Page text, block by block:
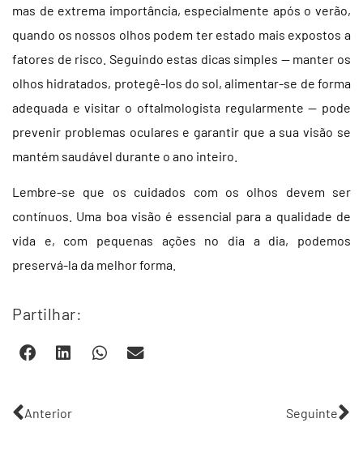
mas de extrema importância, especialmente após o verão,
quando os nossos olhos podem ter estado mais expostos a
fatores de risco. Seguindo estas dicas simples — manter os
olhos hidratados, protegê-los do sol, alimentar-se de forma
adequada e visitar o oftalmologista regularmente — pode
prevenir problemas oculares e garantir que a sua visão se
mantém saudável durante o ano inteiro.
Lembre-se que os cuidados com os olhos devem ser
contínuos. Uma boa visão é essencial para a qualidade de
vida e, com pequenas ações no dia a dia, podemos
preservá-la da melhor forma.
Partilhar:
Anterior Seguinte